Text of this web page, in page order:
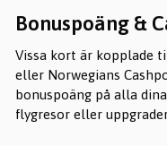
Bonuspoäng &
Vissa kort är kopplade
eller Norwegians
bonuspoäng på alla
flygresor eller